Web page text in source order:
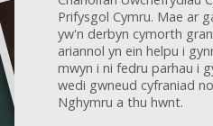
Prifysgol Cymru. Mae ar
yw'n derbyn cymorth
ariannol yn ein helpu i
mwyn i ni fedru parhau i
wedi gwneud cyfraniad
Nghymru a thu hwnt.